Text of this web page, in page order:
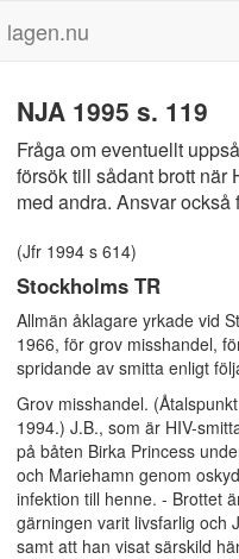
lagen.nu
NJA 1995 s. 119
Fråga om eventuellt
försök till sådant brott när
med andra. Ansvar
(Jfr 1994 s 614)
Stockholms TR
Allmän åklagare yrkade vid
1966, för grov misshandel,
spridande av smitta enligt
Grov misshandel.
1994.) J.B., som är HIV-
på båten Birka Princess
och Mariehamn genom
infektion till henne. - Brottet
gärningen varit livsfarlig och
samt att han visat särskild